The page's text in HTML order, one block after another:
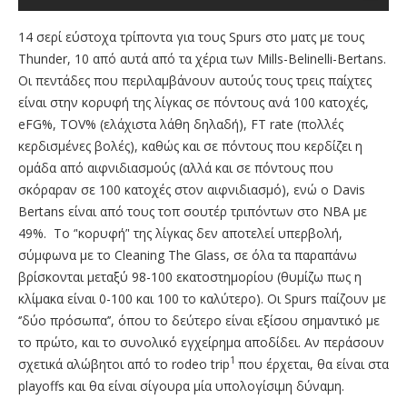
14 σερί εύστοχα τρίποντα για τους Spurs στο ματς με τους
Thunder, 10 από αυτά από τα χέρια των Mills-Belinelli-Bertans.
Οι πεντάδες που περιλαμβάνουν αυτούς τους τρεις παίχτες
είναι στην κορυφή της λίγκας σε πόντους ανά 100 κατοχές,
eFG%, TOV% (ελάχιστα λάθη δηλαδή), FT rate (πολλές
κερδισμένες βολές), καθώς και σε πόντους που κερδίζει η
ομάδα από αιφνιδιασμούς (αλλά και σε πόντους που
σκόραραν σε 100 κατοχές στον αιφνιδιασμό), ενώ ο Davis
Bertans είναι από τους τοπ σουτέρ τριπόντων στο ΝΒΑ με
49%. Το ‘'κορυφή’' της λίγκας δεν αποτελεί υπερβολή,
σύμφωνα με το Cleaning The Glass, σε όλα τα παραπάνω
βρίσκονται μεταξύ 98-100 εκατοστημορίου (θυμίζω πως η
κλίμακα είναι 0-100 και 100 το καλύτερο). Οι Spurs παίζουν με
‘’δύο πρόσωπα’’, όπου το δεύτερο είναι εξίσου σημαντικό με
το πρώτο, και το συνολικό εγχείρημα αποδίδει. Aν περάσουν
σχετικά αλώβητοι από το rodeo trip1 που έρχεται, θα είναι στα
playoffs και θα είναι σίγουρα μία υπολογίσιμη δύναμη.